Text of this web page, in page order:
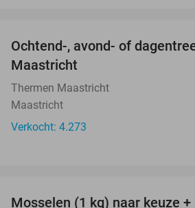
Ochtend-, avond- of
Maastricht
Thermen Maastricht
Maastricht
Verkocht: 4.273
Mosselen (1 kg) naar keuze